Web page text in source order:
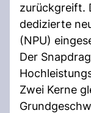
zurückgreift.
dedizierte
(NPU)
Der
Zwei Kerne